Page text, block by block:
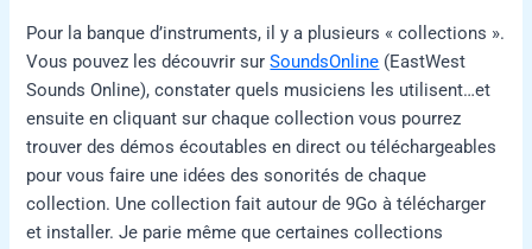
Pour la banque d’instruments, il y a plusieurs « collections ».
Vous pouvez les découvrir surSoundsOnline (EastWest
Sounds Online), constater quels musiciens les utilisent…et
ensuite en cliquant sur chaque collection vous pourrez
trouver des démos écoutables en direct ou téléchargeables
pour vous faire une idées des sonorités de chaque
collection. Une collection fait autour de 9Go à télécharger
et installer. Je parie même que certaines collections